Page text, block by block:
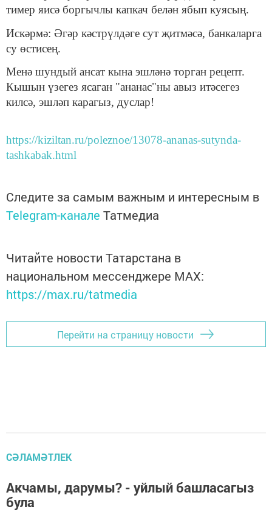
тимер яисә боргычлы капкач белән ябып куясың.
Искәрмә: Әгәр кәстрүлдәге сут җитмәсә, банкаларга
су өстисең.
Менә шундый ансат кына эшләнә торган рецепт.
Кышын үзегез ясаган "ананас"ны авыз итәсегез
килсә, эшләп карагыз, дуслар!
https://kiziltan.ru/poleznoe/13078-ananas-sutynda-
tashkabak.html
Следите за самым важным и интересным в
Telegram-канале Татмедиа
Читайте новости Татарстана в
национальном мессенджере MАХ:
https://max.ru/tatmedia
Перейти на страницу новости
СӘЛАМӘТЛЕК
Акчамы, дарумы? - уйлый башласагыз
була